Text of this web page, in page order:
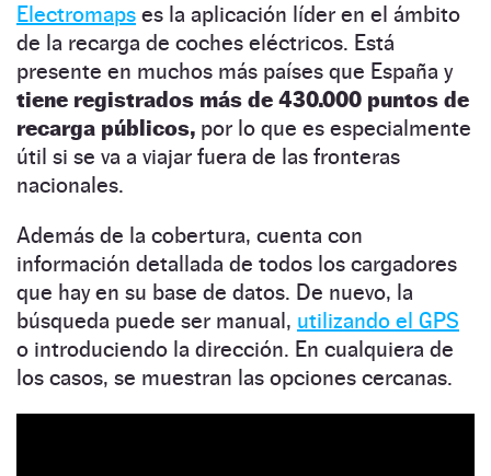
Electromaps es la aplicación líder en el ámbito
de la recarga de coches eléctricos. Está
presente en muchos más países que España y
tiene registrados más de 430.000 puntos de
recarga públicos, por lo que es especialmente
útil si se va a viajar fuera de las fronteras
nacionales.
Además de la cobertura, cuenta con
información detallada de todos los cargadores
que hay en su base de datos. De nuevo, la
búsqueda puede ser manual, utilizando el GPS
o introduciendo la dirección. En cualquiera de
los casos, se muestran las opciones cercanas.